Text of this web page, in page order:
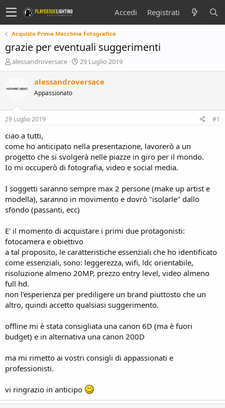
Accedi Registrati
Acquisto Prima Macchina Fotografica
grazie per eventuali suggerimenti
C
r
a
e
D
s
c
u
s
i
n
alessandroversace
D
a
t
i
o
29 Luglio 2019
alessandroversace
Appassionato
29 Luglio 2019 #1
ciao a tutti,
come ho anticipato nella presentazione, lavorerò a un
progetto che si svolgerà nelle piazze in giro per il mondo.
Io mi occuperò di fotografia, video e social media.
I soggetti saranno sempre max 2 persone (make up artist e
modella), saranno in movimento e dovrò "isolarle" dallo
sfondo (passanti, ecc)
E' il momento di acquistare i primi due protagonisti:
fotocamera e obiettivo
a tal proposito, le caratteristiche essenziali che ho identificato
come essenziali, sono: leggerezza, wifi, ldc orientabile,
risoluzione almeno 20MP, prezzo entry level, video almeno
full hd.
non l'esperienza per prediligere un brand piuttosto che un
altro, quindi accetto qualsiasi suggerimento.
offline mi è stata consigliata una canon 6D (ma è fuori
budget) e in alternativa una canon 200D
ma mi rimetto ai vostri consigli di appassionati e
professionisti.
vi ringrazio in anticipo